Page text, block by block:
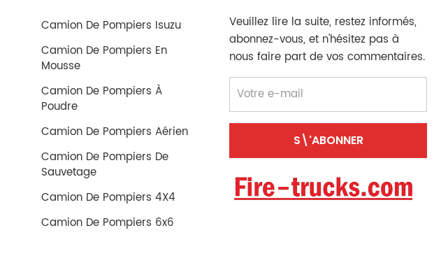
Camion De Pompiers Isuzu
Camion De Pompiers En
Mousse
Camion De Pompiers À
Poudre
Camion De Pompiers Aérien
Camion De Pompiers De
Sauvetage
Camion De Pompiers 4X4
Camion De Pompiers 6x6
Veuillez lire la suite, restez informés,
abonnez-vous, et n'hésitez pas à
nous faire part de vos commentaires.